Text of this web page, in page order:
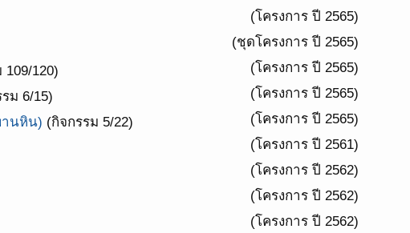
(โครงการ ปี 2565)
(ชุดโครงการ ปี 2565)
109/120)
(โครงการ ปี 2565)
ม 6/15)
(โครงการ ปี 2565)
านหิน) (กิจกรรม 5/22)
(โครงการ ปี 2565)
(โครงการ ปี 2561)
(โครงการ ปี 2562)
(โครงการ ปี 2562)
(โครงการ ปี 2562)